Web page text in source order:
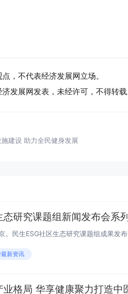
，不代表经济发展网立场。
发展网发表，未经许可，不得转载
建设 助力全民健身发展
态研究课题组新闻发布会系
新资讯
格局 华享健康聚力打造中